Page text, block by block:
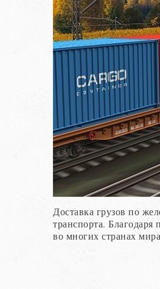
Доставка грузов по
транспорта. Благодаря
во многих странах